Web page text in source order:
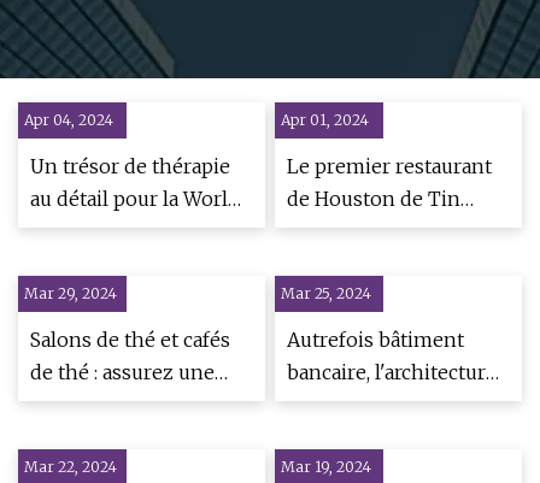
Apr 04, 2024
Un trésor de thérapie
au détail pour la World
Princess Week
Apr 01, 2024
Le premier restaurant
de Houston de Tin
Drum propose une
et décontractée et une
sorte de culte à The
Heights
Mar 29, 2024
Salons de thé et cafés
de thé : assurez une
forte présence en ligne
en maximisant les
Mar 25, 2024
Autrefois bâtiment
bancaire, l'architecture
de Moli évoque le
discothèques de
Mar 22, 2024 Mar 19, 2024